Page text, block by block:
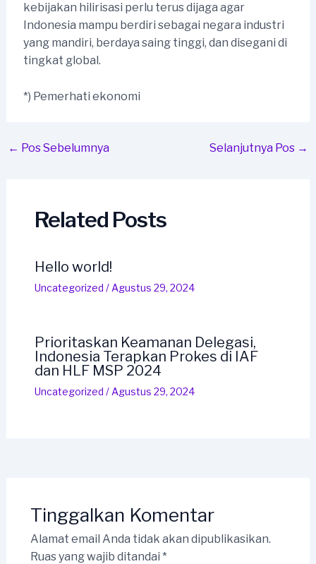
kebijakan hilirisasi perlu terus dijaga agar
Indonesia mampu berdiri sebagai negara industri
yang mandiri, berdaya saing tinggi, dan disegani di
tingkat global.
*) Pemerhati ekonomi
Post
← Pos Sebelumnya Selanjutnya Pos →
Related Posts
Hello world!
Uncategorized / Agustus 29, 2024
Prioritaskan Keamanan Delegasi,
Indonesia Terapkan Prokes di IAF
dan HLF MSP 2024
Uncategorized / Agustus 29, 2024
Tinggalkan Komentar
Alamat email Anda tidak akan dipublikasikan.
Ruas yang wajib ditandai *